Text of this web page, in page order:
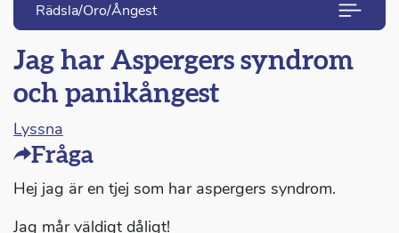
Rädsla/Oro/Ångest
Jag har Aspergers syndrom
och panikångest
Lyssna
Fråga
Hej jag är en tjej som har aspergers syndrom.
Jag mår väldigt dåligt!